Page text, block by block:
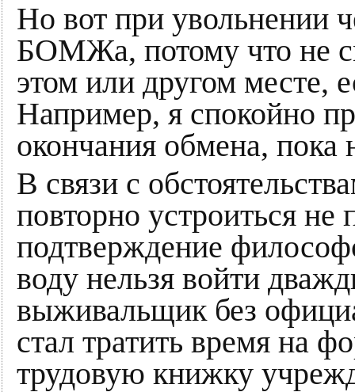
Но вот при увольнении
БОМЖа, потому что не
этом или другом месте,
Например, я спокойно
окончания обмена, пока
В связи с
повторно устроиться
подтверждение
воду нельзя войти
выживальщик без
стал тратить время на
трудовую книжку